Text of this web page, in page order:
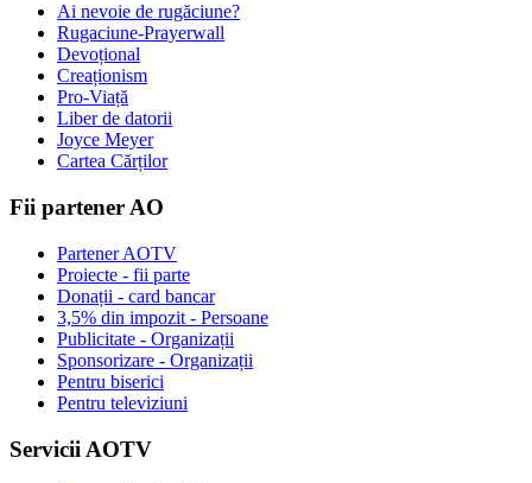
Ai nevoie de rugăciune?
Rugaciune-Prayerwall
Devoțional
Creaționism
Pro-Viață
Liber de datorii
Joyce Meyer
Cartea Cărților
Fii partener AO
Partener AOTV
Proiecte - fii parte
Donații - card bancar
3,5% din impozit - Persoane
Publicitate - Organizații
Sponsorizare - Organizații
Pentru biserici
Pentru televiziuni
Servicii AOTV